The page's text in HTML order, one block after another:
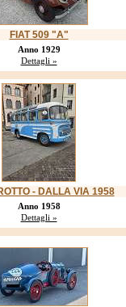
FIAT 509 "A"
Anno 1929
Dettagli »
- DALLA VIA 1958
Anno 1958
Dettagli »